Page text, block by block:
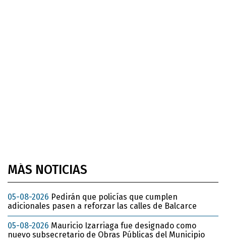
MÁS NOTICIAS
05-08-2026 Pedirán que policías que cumplen
adicionales pasen a reforzar las calles de Balcarce
05-08-2026 Mauricio Izarriaga fue designado como
nuevo subsecretario de Obras Públicas del Municipio